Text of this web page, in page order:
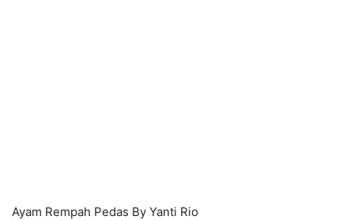
Ayam Rempah Pedas By Yanti Rio